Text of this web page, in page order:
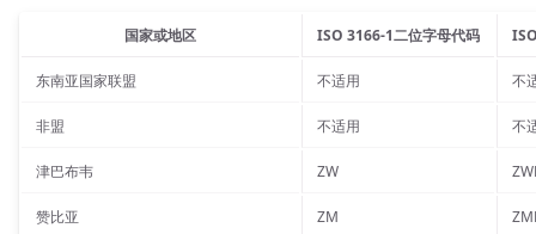
国家或地区 ISO 3166-1二位字母代码
东南亚国家联盟 不适用 不
非盟 不适用 不
津巴布韦 ZW
赞比亚 ZM